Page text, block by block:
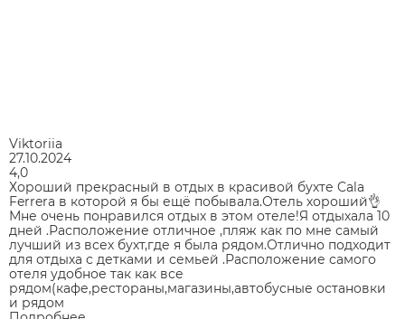
Viktoriia
27.10.2024
4,0
Хороший прекрасный в отдых в красивой бухте Cala
Ferrera в которой я бы ещё побывала.Отель хороший👌
Мне очень понравился отдых в этом отеле!Я отдыхала 10
дней .Расположение отличное ,пляж как по мне самый
лучший из всех бухт,где я была рядом.Отлично подходит
для отдыха с детками и семьей .Расположение самого
отеля удобное так как все
рядом(кафе,рестораны,магазины,автобусные остановки
и рядом